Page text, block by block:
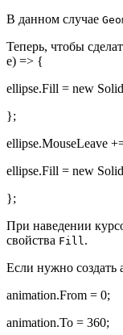
В данном случае
Теперь, чтобы
e) => {
ellipse.Fill = new
};
ellipse.MouseLeave
ellipse.Fill = new
};
При наведении
свойства Fill.
Если нужно
animation.From = 0;
animation.To = 360;